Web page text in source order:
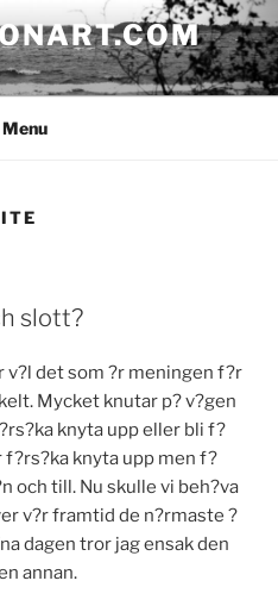
Menu
slott?
v?l det som ?r meningen f?r
Mycket knutar p? v?gen
knyta upp eller bli f?
f?rs?ka knyta upp men f?
och till. Nu skulle vi beh?va
v?r framtid de n?rmaste ?
dagen tror jag ensak den
annan.